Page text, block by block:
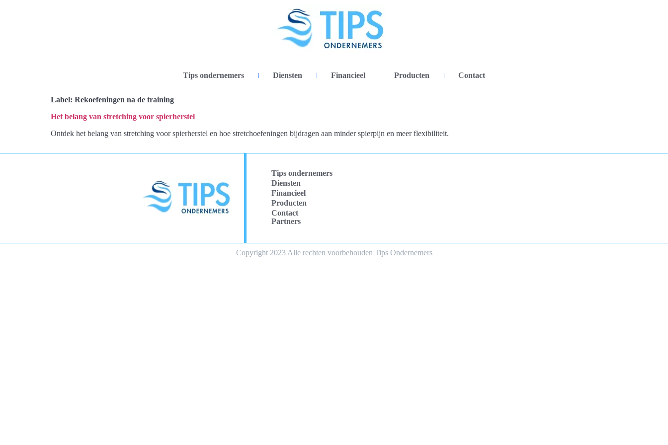
Tips ondernemers Diensten Financieel Producten Contact
Label: Rekoefeningen na de training
Het belang van stretching voor spierherstel
Ontdek het belang van stretching voor spierherstel en hoe stretchoefeningen bijdragen aan minder spierpijn en meer flexibiliteit.
Tips ondernemers
Diensten
Financieel
Producten
Contact
Partners
Copyright 2023 Alle rechten voorbehouden Tips Ondernemers